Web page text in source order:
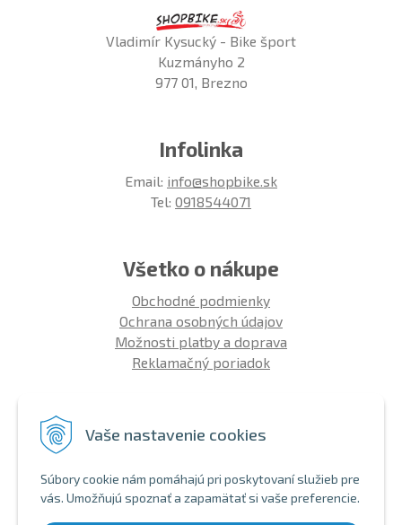
Vaše nastavenie cookies
Súbory cookie nám pomáhajú pri poskytovaní služieb pre
vás. Umožňujú spoznať a zapamätať si vaše preferencie.
Vladimír Kysucký - Bike šport
Kuzmányho 2
977 01, Brezno
Infolinka
Email: info@shopbike.sk
Tel: 0918544071
Všetko o nákupe
Obchodné podmienky
Ochrana osobných údajov
Možnosti platby a doprava
Reklamačný poriadok
Aký bicykel kúpiť 26' | 27,5' | 29'
Nákup na splátky